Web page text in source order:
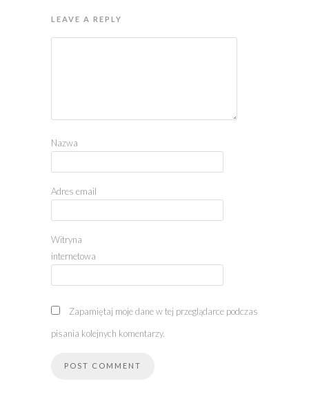
LEAVE A REPLY
Nazwa
Adres email
Witryna
internetowa
Zapamiętaj moje dane w tej przeglądarce podczas
pisania kolejnych komentarzy.